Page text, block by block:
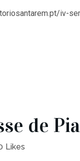
iv-
de
Likes